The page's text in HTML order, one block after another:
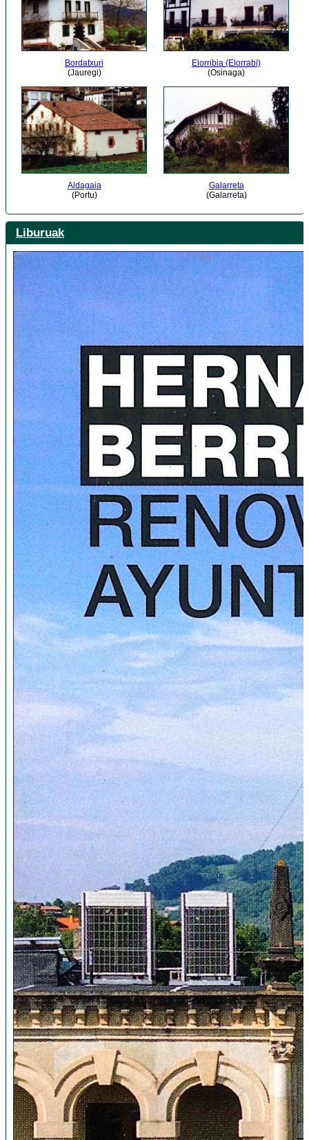
Bordatxuri
(Jauregi)
Elorribia (Elorrabi)
(Osinaga)
Aldagaia
(Portu)
Galarreta
(Galarreta)
Liburuak